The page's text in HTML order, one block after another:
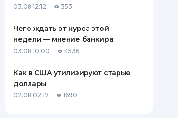
03.08 12:12 353
Чего ждать от курса этой
недели — мнение банкира
03.08 10:00 4536
Как в США утилизируют старые
доллары
02.08 02:17 1690